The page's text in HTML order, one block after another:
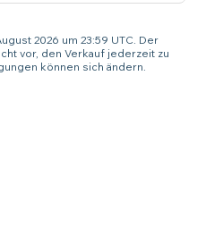
2026 um 23:59 UTC. Der
vor, den Verkauf jederzeit zu
können sich ändern.